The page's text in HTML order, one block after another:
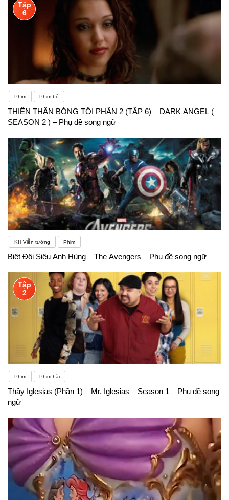
Tập
6
Phim Phim bộ
THIÊN THẦN BÓNG TỐI PHẦN 2 (TẬP 6) – DARK ANGEL (
SEASON 2 ) – Phụ đề song ngữ
KH Viễn tưởng Phim
Biệt Đội Siêu Anh Hùng – The Avengers – Phụ đề song ngữ
Tập
2
Phim Phim hài
Thầy Iglesias (Phần 1) – Mr. Iglesias – Season 1 – Phụ đề song
ngữ